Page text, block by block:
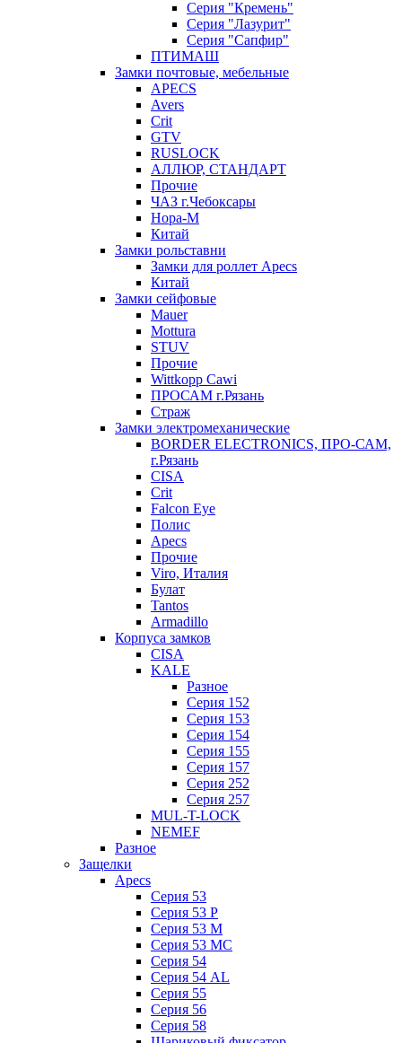
Серия "Кремень"
Серия "Лазурит"
Серия "Сапфир"
ПТИМАШ
Замки почтовые, мебельные
APECS
Avers
Crit
GTV
RUSLOCK
АЛЛЮР, СТАНДАРТ
Прочие
ЧАЗ г.Чебоксары
Нора-М
Китай
Замки рольставни
Замки для роллет Apecs
Китай
Замки сейфовые
Mauer
Mottura
STUV
Прочие
Wittkopp Cawi
ПРОСАМ г.Рязань
Страж
Замки электромеханические
BORDER ELECTRONICS, ПРО-САМ,
г.Рязань
CISA
Crit
Falcon Eye
Полис
Apecs
Прочие
Viro, Италия
Булат
Tantos
Armadillo
Корпуса замков
CISA
KALE
Разное
Серия 152
Серия 153
Серия 154
Серия 155
Серия 157
Серия 252
Серия 257
MUL-T-LOCK
NEMEF
Разное
Защелки
Apecs
Серия 53
Серия 53 P
Серия 53 М
Серия 53 МC
Серия 54
Серия 54 AL
Серия 55
Серия 56
Серия 58